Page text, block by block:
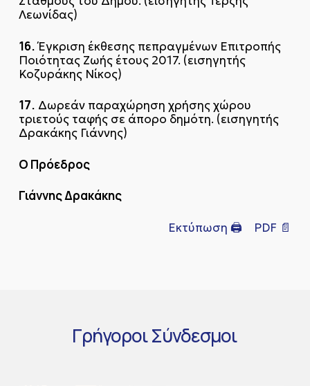
Λεωνίδας)
16.Έγκριση έκθεσης πεπραγμένων Επιτροπής
Ποιότητας Ζωής έτους 2017. (εισηγητής
Κοζυράκης Νίκος)
17. Δωρεάν παραχώρηση χρήσης χώρου
τριετούς ταφής σε άπορο δημότη. (εισηγητής
Δρακάκης Γιάννης)
Ο Πρόεδρος
Γιάννης Δρακάκης
Εκτύπωση 🖨 PDF 📄
ΓρήγοροιΣύνδεσμοι